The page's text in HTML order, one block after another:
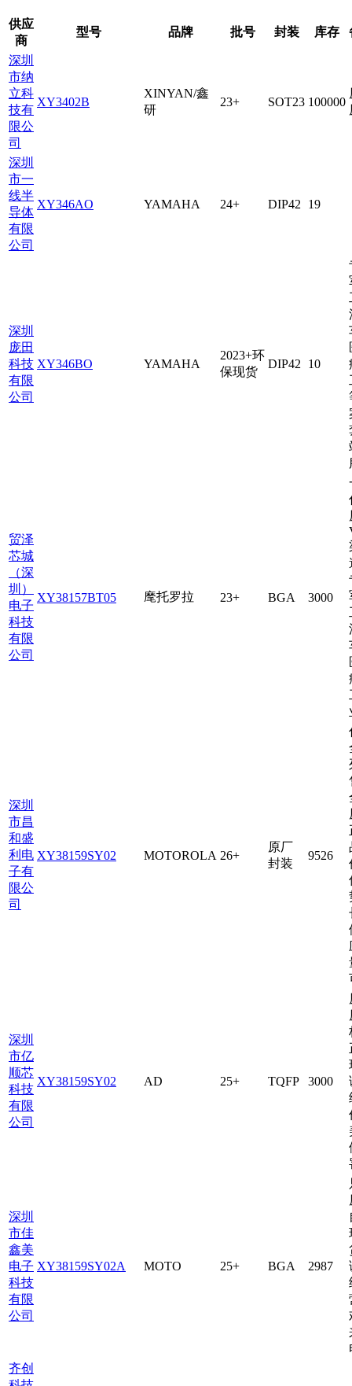
供应
商
型号 品牌 批号 封装 库存
深圳
市纳
立科
技有
限公
司
XY3402B
XINYAN/鑫
研
23+ SOT23 100000
深圳
市一
线半
导体
有限
公司
XY346AO YAMAHA 24+ DIP42 19
深圳
庞田
科技
有限
公司
XY346BO YAMAHA
2023+环
保现货
DIP42 10
贸泽
芯城
（深
圳）
电子
科技
有限
公司
XY38157BT05 麾托罗拉 23+ BGA 3000
深圳
市昌
和盛
利电
子有
限公
司
XY38159SY02 MOTOROLA 26+
原厂
封装
9526
深圳
市亿
顺芯
科技
有限
公司
XY38159SY02 AD 25+ TQFP 3000
深圳
市佳
鑫美
电子
科技
有限
公司
XY38159SY02A MOTO 25+ BGA 2987
齐创